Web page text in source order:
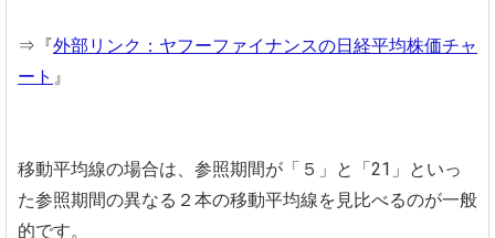
⇒『外部リンク：ヤフーファイナンスの日経平均株価チャ
ート 』
移動平均線の場合は、参照期間が「５」と「21」といっ
た参照期間の異なる２本の移動平均線を見比べるのが一般
的です。